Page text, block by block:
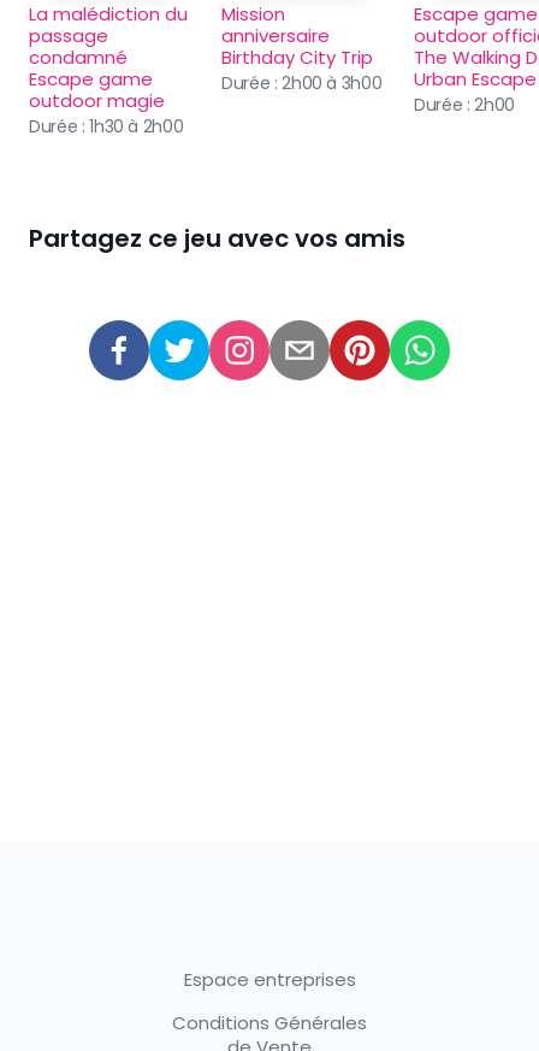
La malédiction du
passage
condamné
Escape game
outdoor magie
Durée :1h30 à 2h00
Mission
anniversaire
Birthday City Trip
Durée :2h00 à 3h00
Escape game
outdoor
The Walking
Urban Escape
Durée :2h00
Partagez ce jeu avec vos amis
Espace entreprises
Conditions Générales